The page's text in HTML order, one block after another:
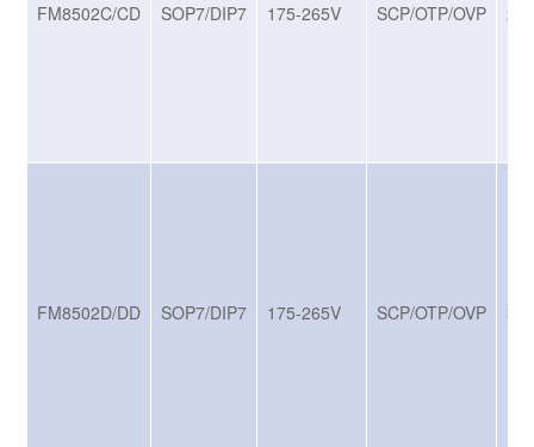
FM8502C/CD SOP7/DIP7 175-265V SCP/OTP/OVP
FM8502D/DD SOP7/DIP7 175-265V SCP/OTP/OVP